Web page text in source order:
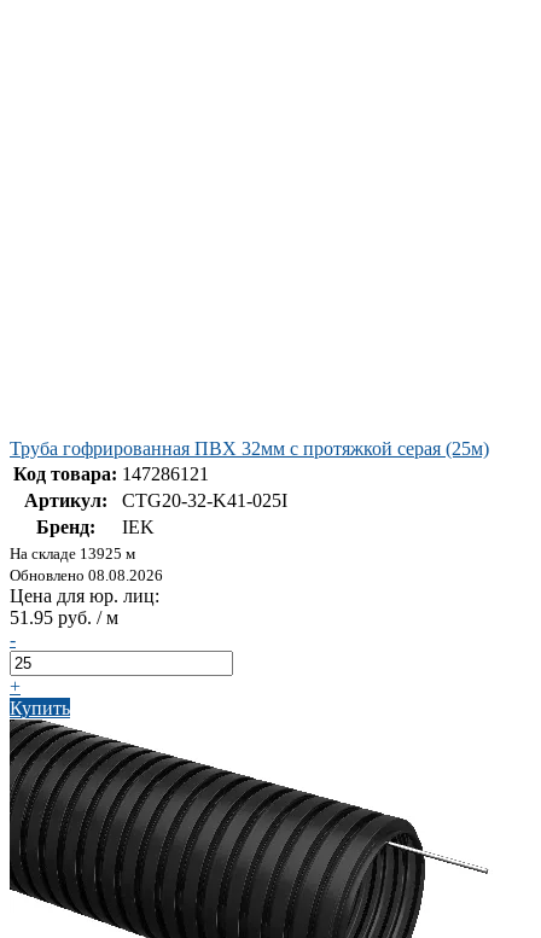
Труба гофрированная ПВХ 32мм с протяжкой серая (25м)
Код товара: 147286121
Артикул:
CTG20-32-K41-025I
Бренд:
IEK
На складе 13925 м
Обновлено 08.08.2026
Цена для юр. лиц:
51.95 руб. / м
-
+
Купить